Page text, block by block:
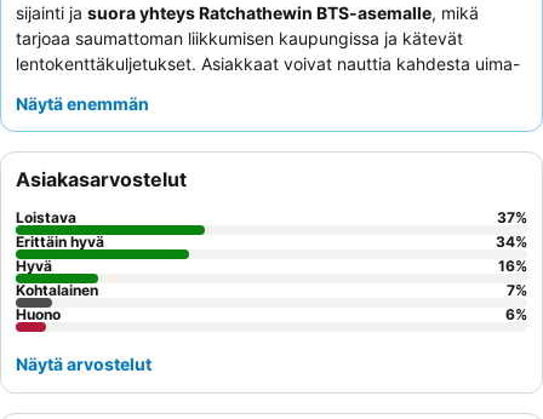
sijainti ja suora yhteys Ratchathewin BTS-asemalle, mikä
tarjoaa saumattoman liikkumisen kaupungissa ja kätevät
lentokenttäkuljetukset. Asiakkaat voivat nauttia kahdesta uima-
iltanäkymillä, sekä hyvin varustellusta kuntosalista.
ystävällisyydestään ja avuliaisuudestaan, ja monipuolinen ja
arvostettubuffetaamiainen
Paremman kokemuksen saamiseksi harkitse
huoneen pyytämistä upeilla kaupunkinäkymillä
Näytä enemmän
Asiakasarvostelut
Loistava 37%
Erittäin hyvä
34%
Hyvä
16%
Kohtalainen
7%
Huono
6%
Näytä arvostelut